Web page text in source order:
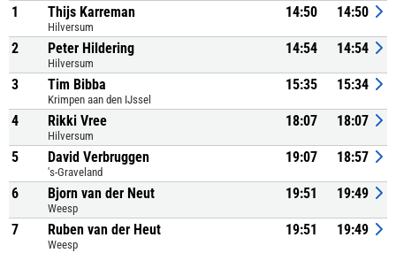
1 Thijs Karreman
Hilversum
14:50 14:50
2 Peter Hildering
Hilversum
14:54 14:54
3 Tim Bibba
Krimpen aan den IJssel
15:35 15:34
4 Rikki Vree
Hilversum
18:07 18:07
5 David Verbruggen
's-Graveland
19:07 18:57
6 Bjorn van der Neut
Weesp
19:51 19:49
7 Ruben van der Heut
Weesp
19:51 19:49